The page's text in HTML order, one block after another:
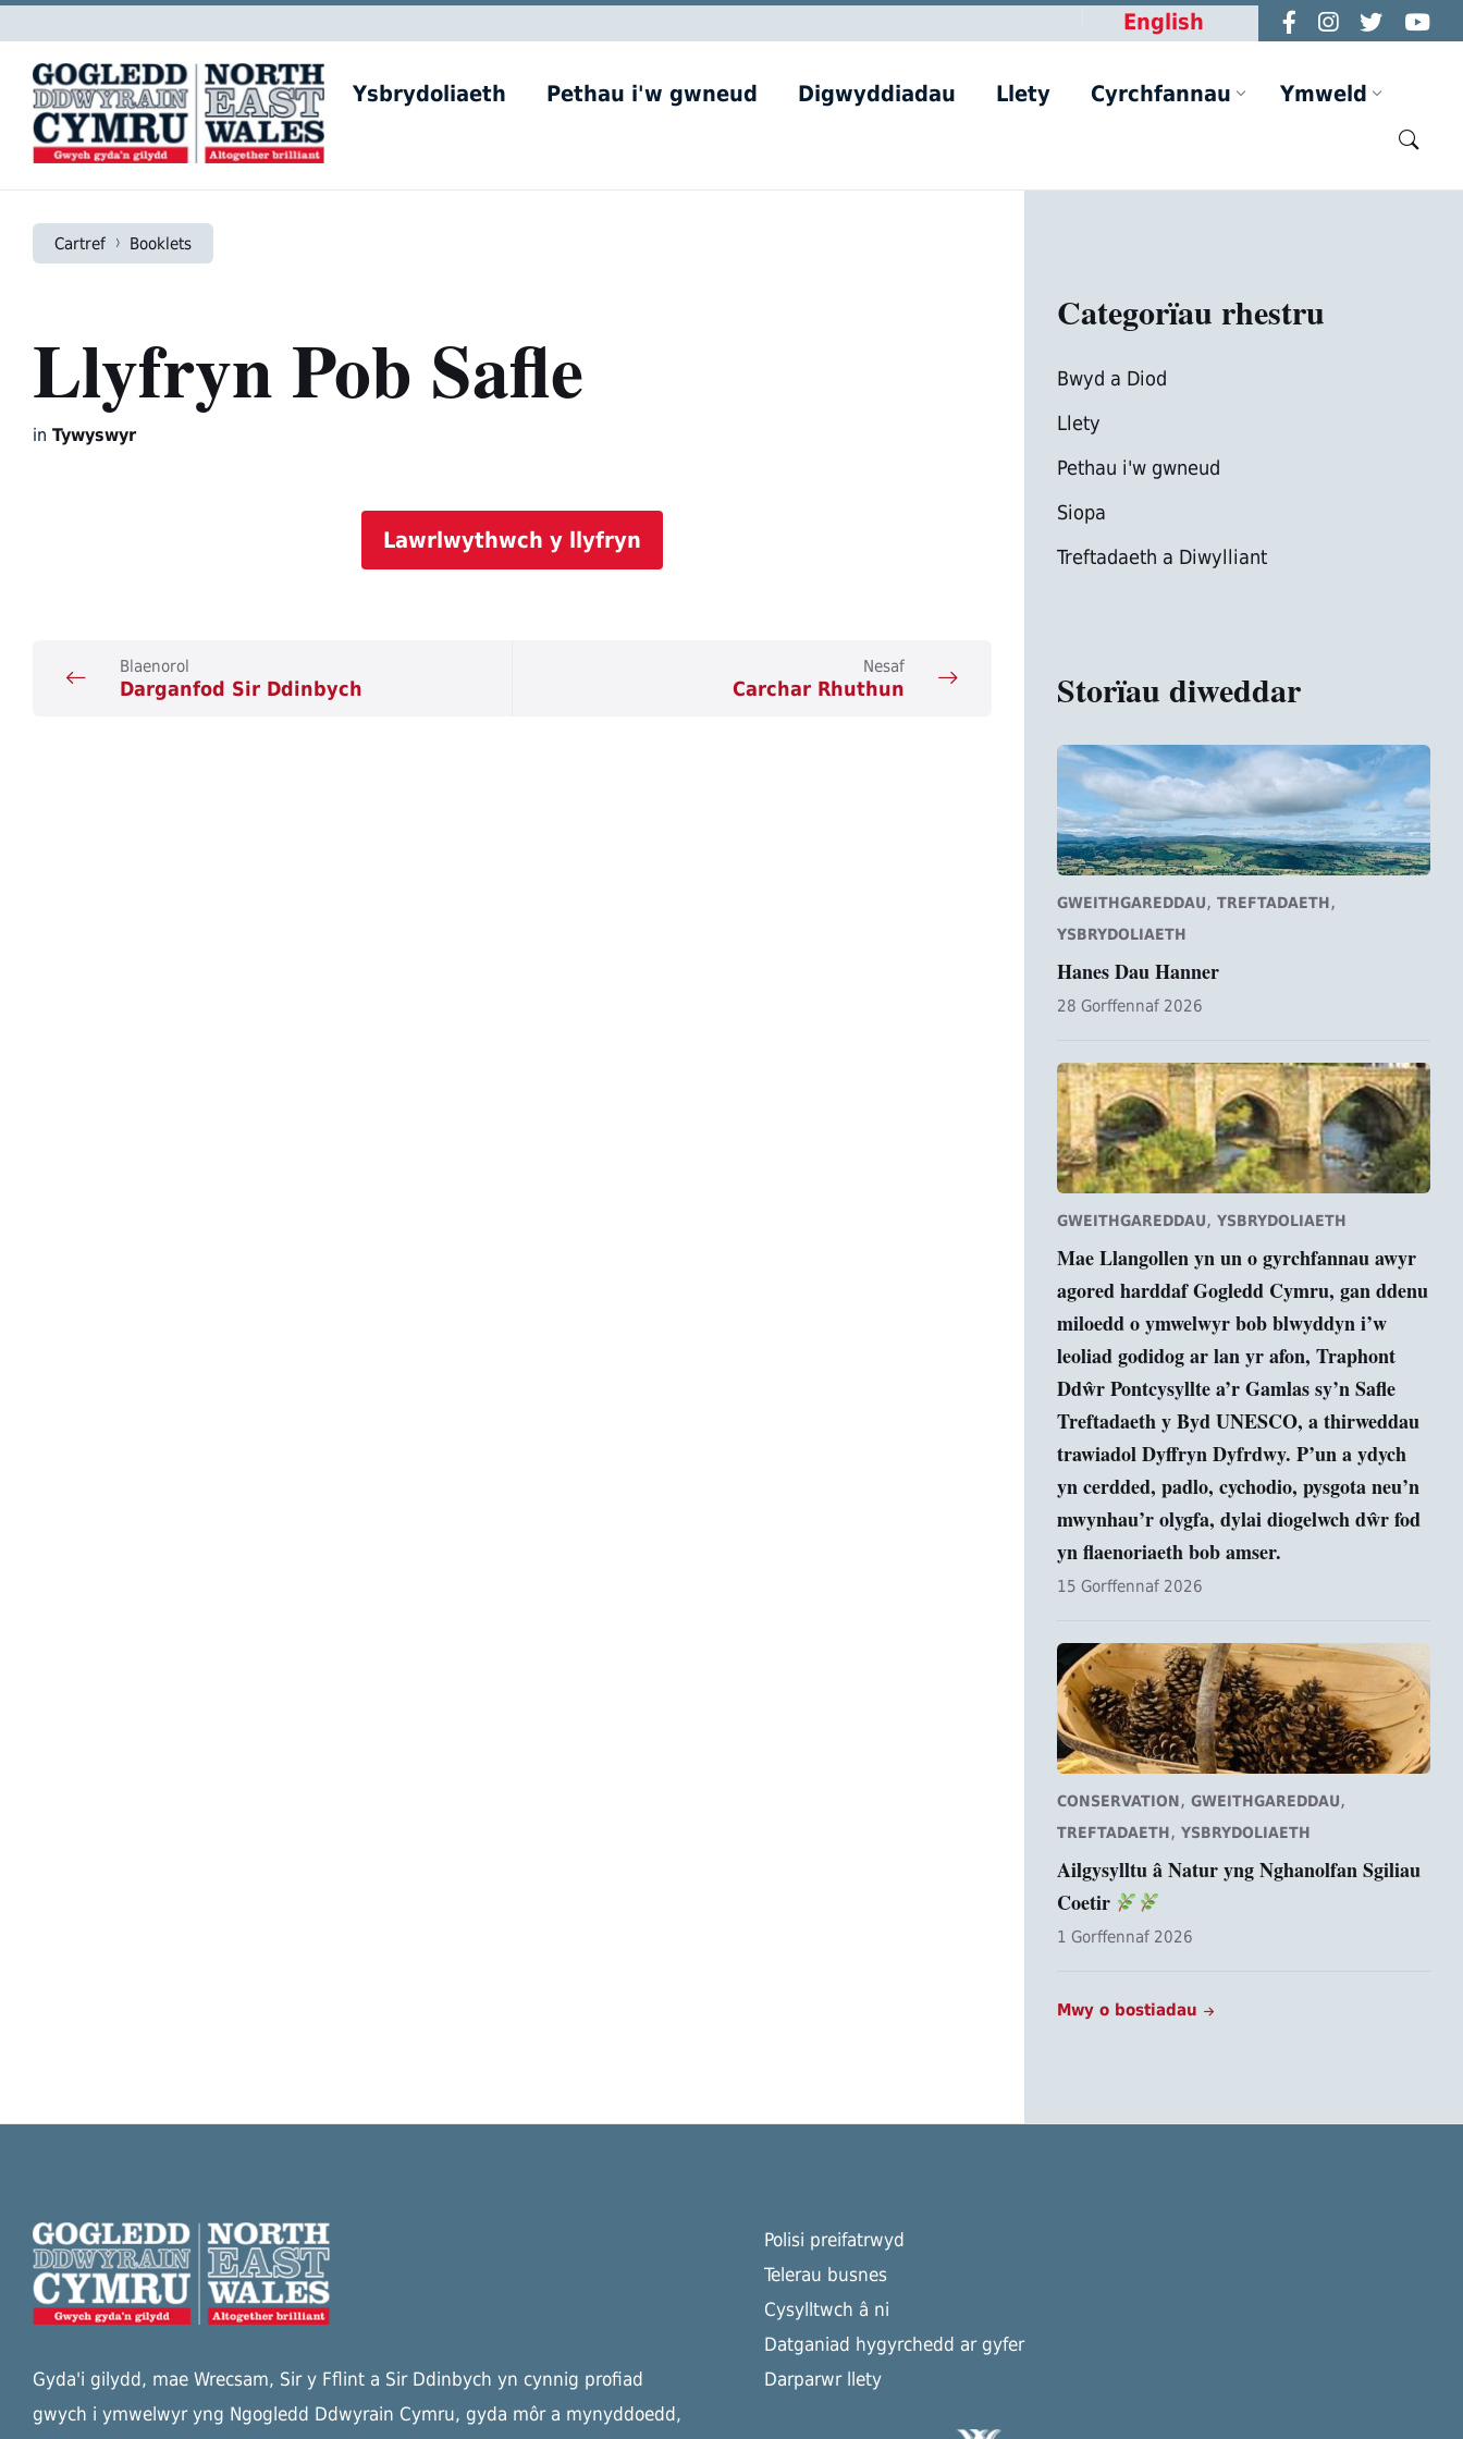
Skip
Skip
navigation
Skip
English
Ysbrydoliaeth Pethau i'w gwneud Digwyddiadau Llety Cyrchfannau Ymweld
Cartref Booklets
Llyfryn Pob Safle
in Tywyswyr
Lawrlwythwch y llyfryn
Blaenorol
Darganfod Sir Ddinbych
Nesaf
Carchar Rhuthun
Categorïau rhestru
Bwyd a Diod
Llety
Pethau i'w gwneud
Siopa
Treftadaeth a Diwylliant
Storïau diweddar
GWEITHGAREDDAU, TREFTADAETH,
YSBRYDOLIAETH
Hanes Dau Hanner
28 Gorffennaf 2026
GWEITHGAREDDAU, YSBRYDOLIAETH
Mae Llangollen yn un o gyrchfannau awyr
agored harddaf Gogledd Cymru, gan ddenu
miloedd o ymwelwyr bob blwyddyn i’w
leoliad godidog ar lan yr afon, Traphont
Ddŵr Pontcysyllte a’r Gamlas sy’n Safle
Treftadaeth y Byd UNESCO, a thirweddau
trawiadol Dyffryn Dyfrdwy. P’un a ydych
yn cerdded, padlo, cychodio, pysgota neu’n
mwynhau’r olygfa, dylai diogelwch dŵr fod
yn flaenoriaeth bob amser.
15 Gorffennaf 2026
CONSERVATION, GWEITHGAREDDAU,
TREFTADAETH, YSBRYDOLIAETH
Ailgysylltu â Natur yng Nghanolfan Sgiliau
Coetir
1 Gorffennaf 2026
Mwy o bostiadau
Gyda'i gilydd, mae Wrecsam, Sir y Fflint a Sir Ddinbych yn cynnig profiad
gwych i ymwelwyr yng Ngogledd Ddwyrain Cymru, gyda môr a mynyddoedd,
Polisi preifatrwyd
Telerau busnes
Cysylltwch â ni
Datganiad hygyrchedd ar gyfer
Darparwr llety